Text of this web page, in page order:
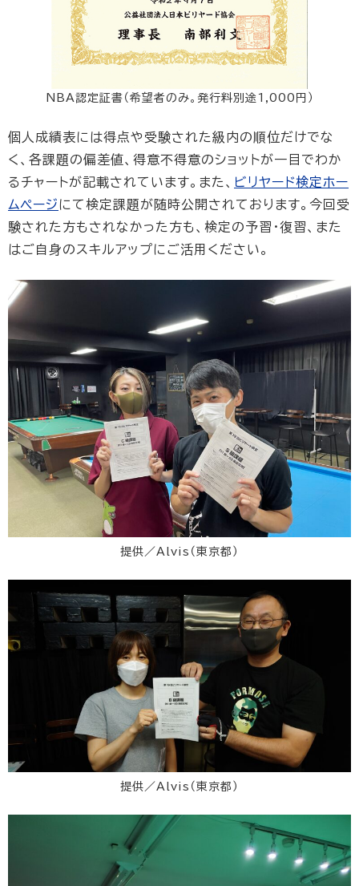
NBA認定証書（希望者のみ。発行料別途1,000円）
個人成績表には得点や受験された級内の順位だけでな
く、各課題の偏差値、得意不得意のショットが一目でわか
るチャートが記載されています。また、
ビリヤード検定ホー
ムページにて検定課題が随時公開されております。今回受
験された方もされなかった方も、検定の予習・復習、また
はご自身のスキルアップにご活用ください。
提供／Alvis（東京都）
提供／Alvis（東京都）